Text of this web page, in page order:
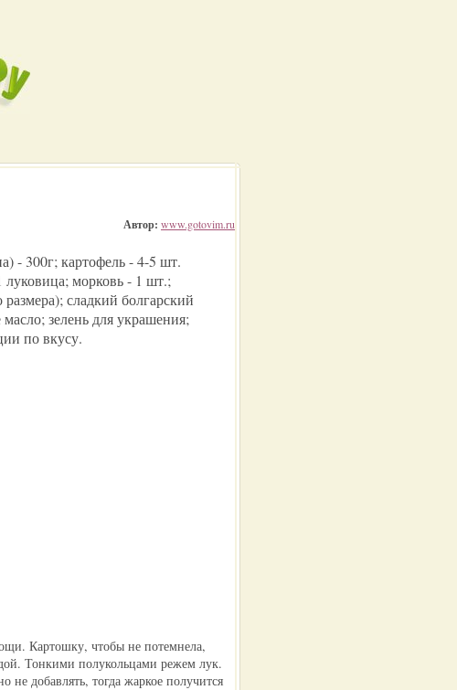
Автор: www.gotovim.ru
- 300г; картофель - 4-5 шт.
морковь - 1 шт.;
сладкий болгарский
зелень для украшения;
по вкусу.
Картошку, чтобы не потемнела,
Тонкими полукольцами режем лук.
добавлять, тогда жаркое получится